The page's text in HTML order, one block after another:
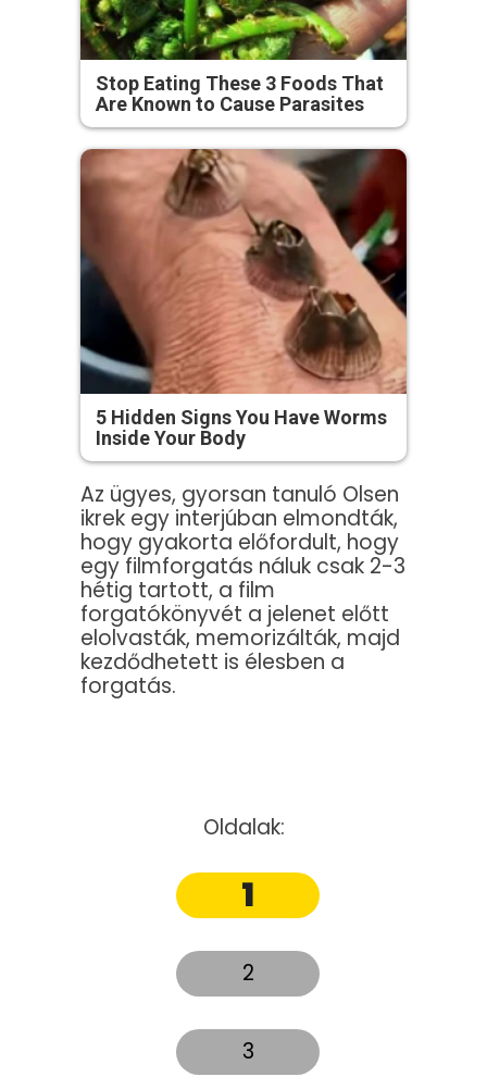
Stop Eating These 3 Foods That
Are Known to Cause Parasites
5 Hidden Signs You Have Worms
Inside Your Body
Az ügyes, gyorsan tanuló Olsen
ikrek egy interjúban elmondták,
hogy gyakorta előfordult, hogy
egy filmforgatás náluk csak 2-3
hétig tartott, a film
forgatókönyvét a jelenet előtt
elolvasták, memorizálták, majd
kezdődhetett is élesben a
forgatás.
Oldalak:
1
2
3